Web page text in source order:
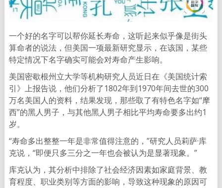
一个好的名字可以帮你延长寿命，这听起来似乎像是街头
算命者的说法，但美国一项最新研究显示，在该国，某些
特定情况下名字确实可能会对寿命产生影响。
美国密歇根州立大学等机构研究人员近日在《美国统计索
引》上报告说，他们分析了1802年到1970年间去世的300
万名美国人的资料，结果发现，那些取了有特色名字如“摩
西”的黑人男子，与其他黑人男子相比平均寿命要多出约1
岁。
“寿命多出整整一年是非常值得注意的，”研究人员莉萨·库
克说，“即便只多三分之一年也会被认为是显著现象。”
库克认为，其分析中排除了社会经济因素如家庭背景、教
育程度、职业类别等方面的影响，导致这种现象的原因可